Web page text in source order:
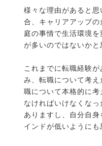
様々な理由があると
合、キャリアアップ
庭の事情で生活環境
が多いのではないかと
これまでに転職経験
み、転職について考
職について本格的に
なければいけなくな
ありますし、自分自
インドが低いようにも